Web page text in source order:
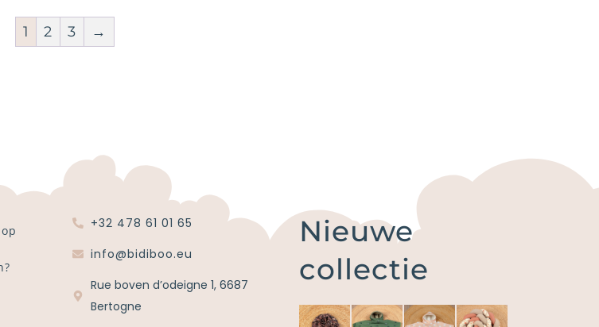
1 2 3 →
+32 478 61 01 65
info@bidiboo.eu
Rue boven d’odeigne 1, 6687
Bertogne
Nieuwe
collectie